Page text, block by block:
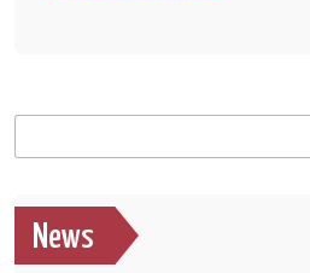
News